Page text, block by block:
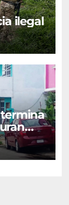
ilegal
termina
y un